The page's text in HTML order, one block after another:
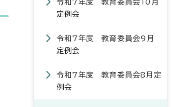
令和7年度 教育委員会10月
定例会
令和7年度 教育委員会9月
定例会
令和7年度 教育委員会8月定
例会